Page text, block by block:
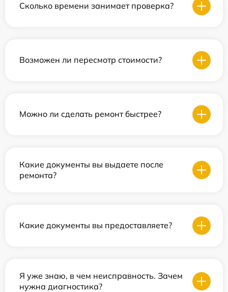
Сколько времени занимает проверка?
Возможен ли пересмотр стоимости?
Можно ли сделать ремонт быстрее?
Какие документы вы выдаете после
ремонта?
Какие документы вы предоставляете?
Я уже знаю, в чем неисправность. Зачем
нужна диагностика?